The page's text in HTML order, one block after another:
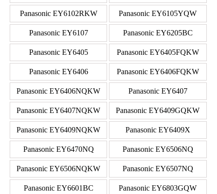
Panasonic EY6102RKW Panasonic EY6105YQW
Panasonic EY6107 Panasonic EY6205BC
Panasonic EY6405 Panasonic EY6405FQKW
Panasonic EY6406 Panasonic EY6406FQKW
Panasonic EY6406NQKW Panasonic EY6407
Panasonic EY6407NQKW Panasonic EY6409GQKW
Panasonic EY6409NQKW Panasonic EY6409X
Panasonic EY6470NQ Panasonic EY6506NQ
Panasonic EY6506NQKW Panasonic EY6507NQ
Panasonic EY6601BC Panasonic EY6803GQW